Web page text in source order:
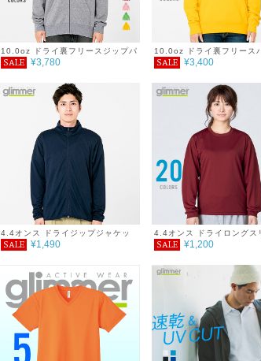
10.0oz ドライ裏フリースジップパ
ーカー
SALE ¥3,780
10.0oz ドライ裏フリース
SALE ¥3,400
4.4オンス ドライジップジャケッ
ト 4L
SALE ¥1,490
4.4オンス ドライロングス
シャツ 3L～5L
SALE ¥1,200